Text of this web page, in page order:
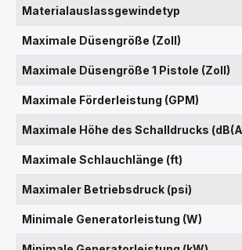
Materialauslassgewindetyp
Maximale Düsengröße (Zoll)
Maximale Düsengröße 1 Pistole (Zoll)
Maximale Förderleistung (GPM)
Maximale Höhe des Schalldrucks
Maximale Schlauchlänge (ft)
Maximaler Betriebsdruck (psi)
Minimale Generatorleistung (W)